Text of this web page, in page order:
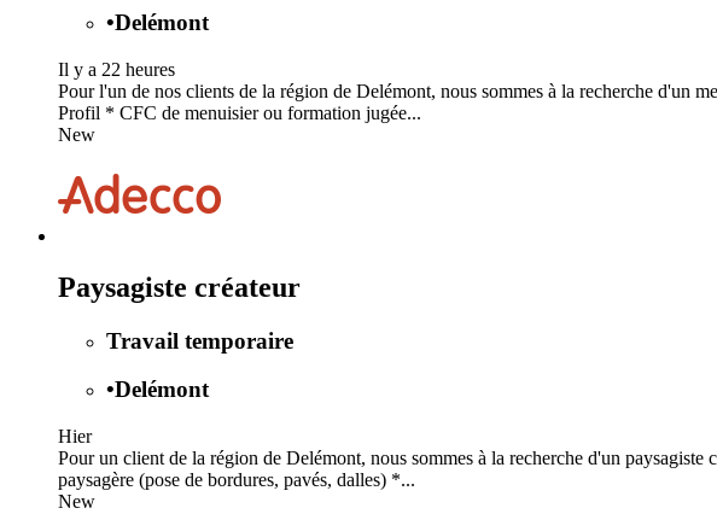
•Delémont
Il y a 22 heures
Pour l'un de nos clients de la région de Delémont, nous sommes à la recherche d'un
Profil * CFC de menuisier ou formation jugée...
New
Paysagiste créateur
Travail temporaire
•Delémont
Hier
Pour un client de la région de Delémont, nous sommes à la recherche d'un
paysagère (pose de bordures, pavés, dalles) *...
New